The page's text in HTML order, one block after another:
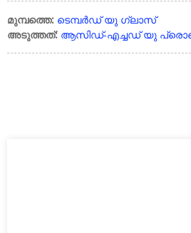
മുമ്പത്തെ: ടെമ്പർഡ് യു ഗ്ലാസ്
അടുത്തത്: ആസിഡ്-എച്ചഡ് യു